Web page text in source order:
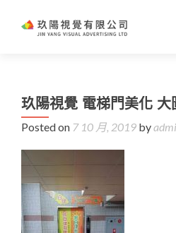
玖陽視覺 電梯門美化
Posted on 7 10 月, 2019 by